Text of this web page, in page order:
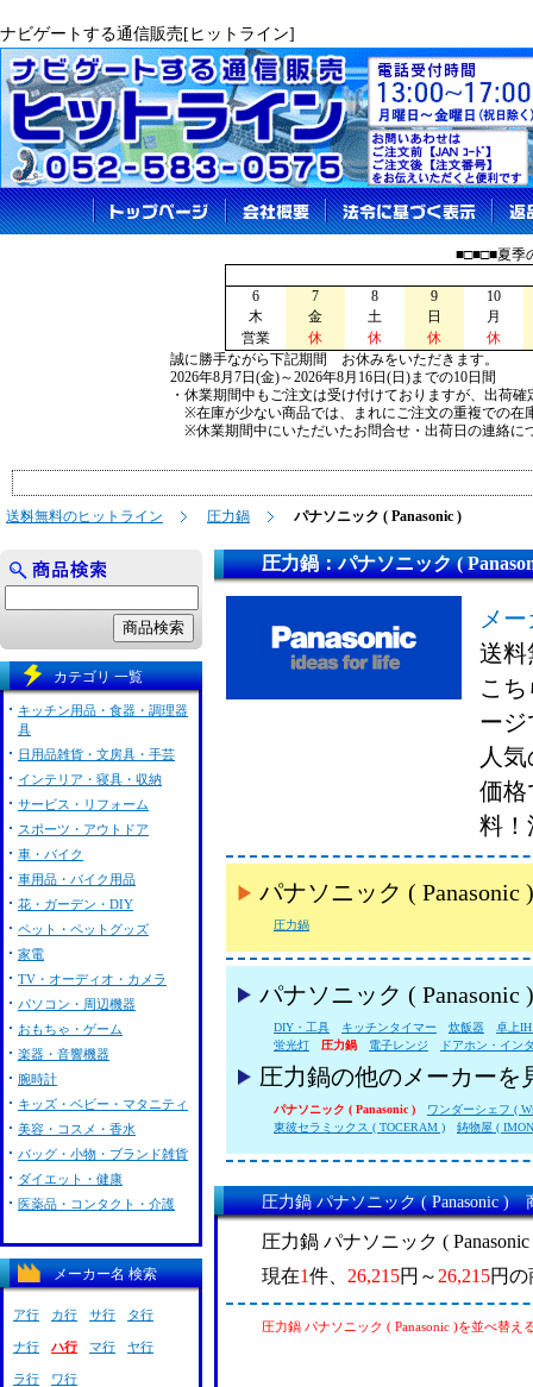
ナビゲートする通信販売[ヒットライン]
■□■□■夏季
6 7 8 9
10
木
金 土 日
月
営業
休 休 休
休
誠に勝手ながら下記期間 お休みをいただきます。
2026年8月7日(金)～2026年8月16日(日)までの10日間
・休業期間中もご注文は受け付けておりますが、出荷
※在庫が少ない商品では、まれにご注文の重複での在
※休業期間中にいただいたお問合せ・出荷日の連絡に
送料無料のヒットライン 圧力鍋 パナソニック ( Panasonic )
圧力鍋：パナソニック (
メ
送料
こち
ージ
人
価格
料！
パナソニック (
圧力鍋
パナソニック (
DIY・工具 キッチンタイマー 炊飯器
卓上
蛍光灯
圧力鍋 電子レンジ ドアホン・イン
圧力鍋の他のメーカーを
パナソニック ( Panasonic )
ワンダーシェフ (
東彼セラミックス ( TOCERAM )
鋳物屋 (
圧力鍋 パナソニック ( Panasonic )
圧力鍋 パナソニック (
現在1件、 26,215円～26,215円
圧力鍋 パナソニック ( Panasonic )を並べ替え
カテゴリ 一覧
キッチン用品・食器・調理器
具
日用品雑貨・文房具・手芸
インテリア・寝具・収納
サービス・リフォーム
スポーツ・アウトドア
車・バイク
車用品・バイク用品
花・ガーデン・DIY
ペット・ペットグッズ
家電
TV・オーディオ・カメラ
パソコン・周辺機器
おもちゃ・ゲーム
楽器・音響機器
腕時計
キッズ・ベビー・マタニティ
美容・コスメ・香水
バッグ・小物・ブランド雑貨
ダイエット・健康
医薬品・コンタクト・介護
メーカー名 検索
ア行 カ行 サ行 タ行
ナ行 ハ行 マ行 ヤ行
ラ行 ワ行